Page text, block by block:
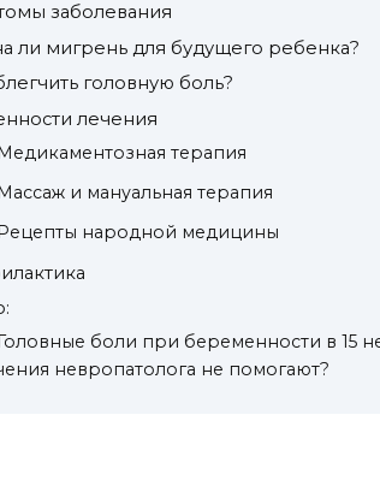
заболевания
ли мигрень для будущего ребенка?
головную боль?
лечения
Медикаментозная терапия
Массаж и мануальная терапия
Рецепты народной медицины
Головные боли при беременности в 15
невропатолога не помогают?